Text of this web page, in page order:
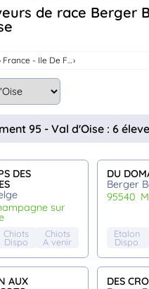
France - Ile De France
95 - Val d'Oise : 6
DES
Chiots
Dispo
Chiots
A venir
DU
Berger
95540
Etalon
Dispo
AUX
DES